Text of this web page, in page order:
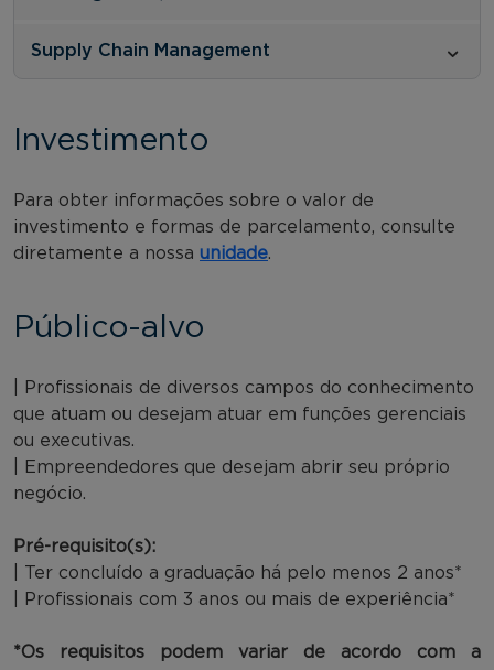
Supply Chain Management
Investimento
Para obter informações sobre o valor de
investimento e formas de parcelamento, consulte
diretamente a nossa unidade.
Público-alvo
| Profissionais de diversos campos do conhecimento
que atuam ou desejam atuar em funções gerenciais
ou executivas.
| Empreendedores que desejam abrir seu próprio
negócio.
Pré-requisito(s):
| Ter concluído a graduação há pelo menos 2 anos*
| Profissionais com 3 anos ou mais de experiência*
*Os requisitos podem variar de acordo com a